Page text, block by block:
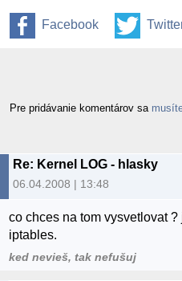
Facebook
Pre pridávanie komentárov sa
Re: Kernel LOG - hlasky
06.04.2008 | 13:48
co chces na tom vysvetlovat
iptables.
ked nevieš, tak nefušuj